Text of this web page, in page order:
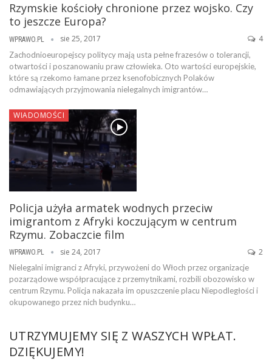
Rzymskie kościoły chronione przez wojsko. Czy
to jeszcze Europa?
WPRAWO.PL sie 25, 2017 4
Zachodnioeuropejscy politycy mają usta pełne frazesów o tolerancji,
otwartości i poszanowaniu praw człowieka. Oto wartości europejskie,
które są rzekomo łamane przez ksenofobicznych Polaków
odmawiających przyjmowania nielegalnych imigrantów…
WIADOMOŚCI
Policja użyła armatek wodnych przeciw
imigrantom z Afryki koczującym w centrum
Rzymu. Zobaczcie film
WPRAWO.PL sie 24, 2017 2
Nielegalni imigranci z Afryki, przywożeni do Włoch przez organizacje
pozarządowe współpracujące z przemytnikami, rozbili obozowisko w
centrum Rzymu. Policja nakazała im opuszczenie placu Niepodległości i
okupowanego przez nich budynku…
UTRZYMUJEMY SIĘ Z WASZYCH WPŁAT.
DZIĘKUJEMY!